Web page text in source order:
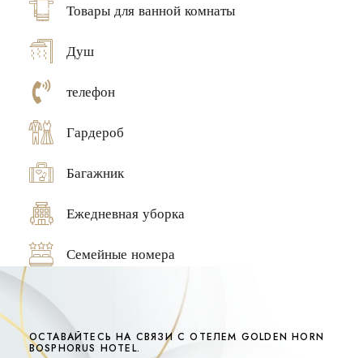
Товары для ванной комнаты
Душ
телефон
Гардероб
Багажник
Ежедневная уборка
Семейные номера
ОСТАВАЙТЕСЬ НА СВЯЗИ С ОТЕЛЕМ GOLDEN HORN
BOSPHORUS HOTEL.